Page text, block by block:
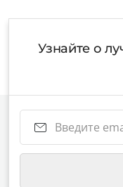
Узнайте о